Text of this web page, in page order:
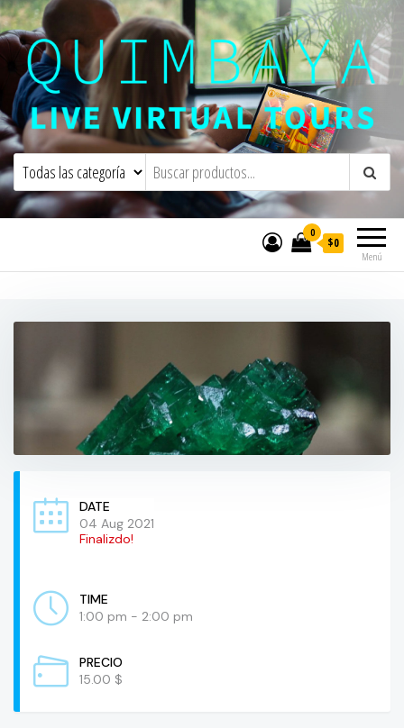
Quimbaya Virtual ToursLive Interactive Virtual Tours and
Menú
0
$0
DATE
04 Aug 2021
Finalizdo!
TIME
1:00 pm - 2:00 pm
PRECIO
15.00 $